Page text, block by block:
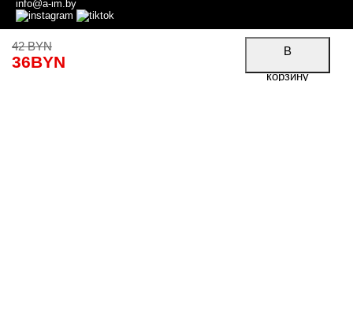
42BYN
36BYN
В
корзину
info@a-im.by
Работает на системе